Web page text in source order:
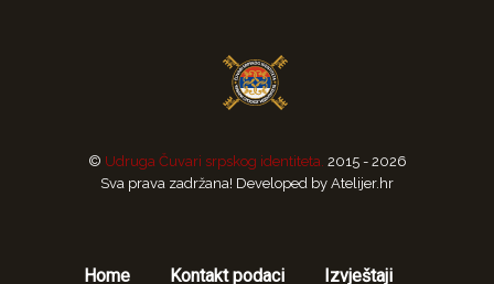
© Udruga Čuvari srpskog identiteta. 2015 - 2026
Sva prava zadržana! Developed by Atelijer.hr
Home Kontakt podaci Izvještaji